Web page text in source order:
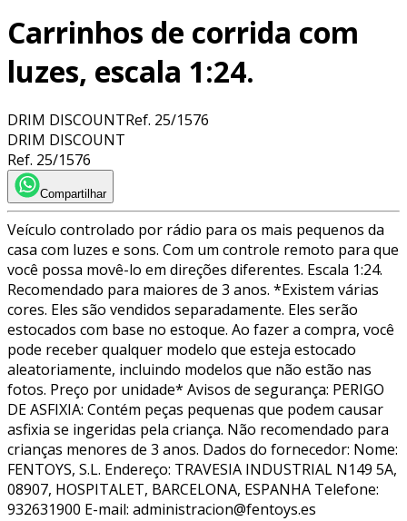
Carrinhos de corrida com
luzes, escala 1:24.
DRIM DISCOUNTRef. 25/1576
DRIM DISCOUNT
Ref. 25/1576
Compartilhar
Veículo controlado por rádio para os mais pequenos da
casa com luzes e sons. Com um controle remoto para que
você possa movê-lo em direções diferentes. Escala 1:24.
Recomendado para maiores de 3 anos. *Existem várias
cores. Eles são vendidos separadamente. Eles serão
estocados com base no estoque. Ao fazer a compra, você
pode receber qualquer modelo que esteja estocado
aleatoriamente, incluindo modelos que não estão nas
fotos. Preço por unidade* Avisos de segurança: PERIGO
DE ASFIXIA: Contém peças pequenas que podem causar
asfixia se ingeridas pela criança. Não recomendado para
crianças menores de 3 anos. Dados do fornecedor: Nome:
FENTOYS, S.L. Endereço: TRAVESIA INDUSTRIAL N149 5A,
08907, HOSPITALET, BARCELONA, ESPANHA Telefone:
932631900 E-mail: administracion@fentoys.es